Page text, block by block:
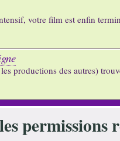
votre film est enfin
productions des autres)